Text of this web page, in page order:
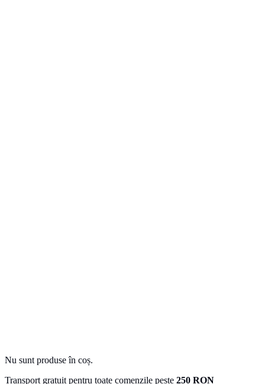
Nu sunt produse în coș.
Transport gratuit pentru toate comenzile peste 250 RON